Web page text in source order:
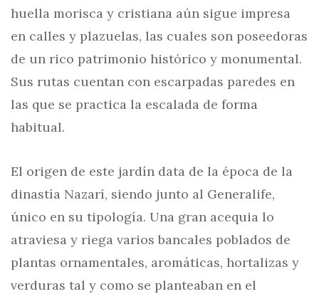
huella morisca y cristiana aún sigue impresa
en calles y plazuelas, las cuales son poseedoras
de un rico patrimonio histórico y monumental.
Sus rutas cuentan con escarpadas paredes en
las que se practica la escalada de forma
habitual.
El origen de este jardín data de la época de la
dinastía Nazarí, siendo junto al Generalife,
único en su tipología. Una gran acequia lo
atraviesa y riega varios bancales poblados de
plantas ornamentales, aromáticas, hortalizas y
verduras tal y como se planteaban en el